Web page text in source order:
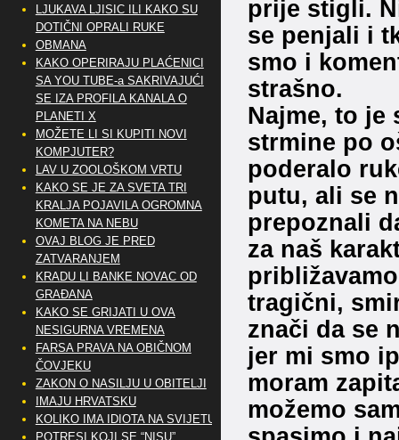
prije stigli.
se penjali i
smo i
strašno.
Najme, to je
strmine po
poderalo
putu, ali se
prepoznali
za naš
tragični,
znači da se
jer mi smo
moram
možemo
LJUKAVA LJISIC ILI KAKO SU
DOTIČNI OPRALI RUKE
OBMANA
KAKO OPERIRAJU PLAĆENICI
SA YOU TUBE-a SAKRIVAJUĆI
SE IZA PROFILA KANALA O
PLANETI X
MOŽETE LI SI KUPITI NOVI
KOMPJUTER?
LAV U ZOOLOŠKOM VRTU
KAKO SE JE ZA SVETA TRI
KRALJA POJAVILA OGROMNA
KOMETA NA NEBU
OVAJ BLOG JE PRED
ZATVARANJEM
KRADU LI BANKE NOVAC OD
GRAĐANA
KAKO SE GRIJATI U OVA
NESIGURNA VREMENA
FARSA PRAVA NA OBIČNOM
ČOVJEKU
ZAKON O NASILJU U OBITELJI
IMAJU HRVATSKU
KOLIKO IMA IDIOTA NA SVIJETU?
POTRESI KOJI SE “NISU”